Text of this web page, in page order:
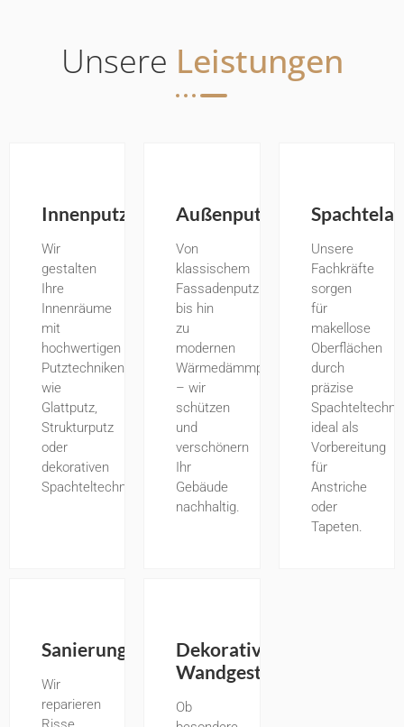
Unsere Leistungen
Innenputzarbeiten
Wir
gestalten
Ihre
Innenräume
mit
hochwertigen
Putztechniken
wie
Glattputz,
Strukturputz
oder
dekorativen
Spachteltechniken.
Außenputzarbeiten
Von
klassischem
Fassadenputz
bis hin
zu
modernen
Wärmedämmputzen
– wir
schützen
und
verschönern
Ihr
Gebäude
nachhaltig.
Unsere
Fachkräfte
sorgen
für
makellose
Oberflächen
durch
präzise
ideal als
Vorbereitung
für
Anstriche
oder
Tapeten.
Sanierungsarbeiten
Wir
reparieren
Dekorative
Wandgestaltung
Ob